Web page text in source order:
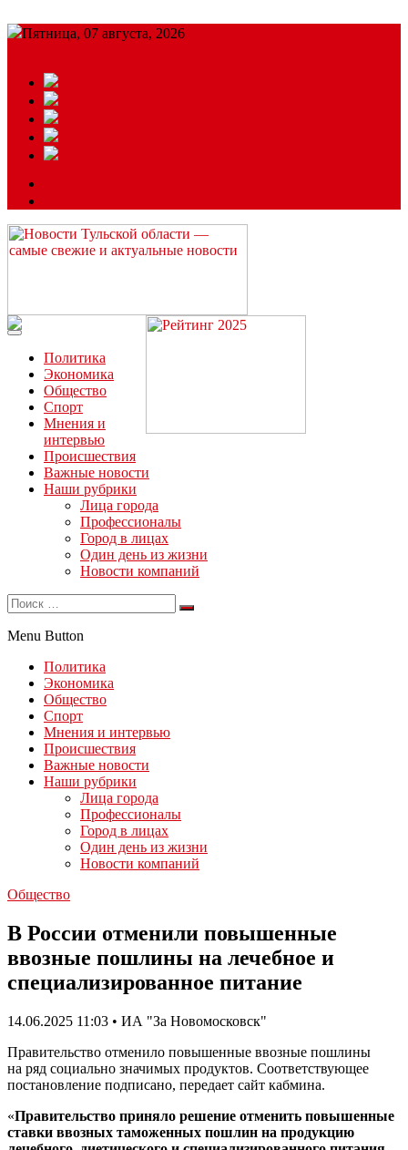
Пятница, 07 августа, 2026
Читайте последние новости дня в Тульской области на сайте
“ЗаНовомосковск”
Политика
Экономика
Общество
Спорт
Мнения и
интервью
Происшествия
Важные новости
Наши рубрики
Лица города
Профессионалы
Город в лицах
Один день из жизни
Новости компаний
Menu Button
Политика
Экономика
Общество
Спорт
Мнения и интервью
Происшествия
Важные новости
Наши рубрики
Лица города
Профессионалы
Город в лицах
Один день из жизни
Новости компаний
Общество
В России отменили повышенные
ввозные пошлины на лечебное и
специализированное питание
14.06.2025 11:03 • ИА "За Новомосковск"
Правительство отменило повышенные ввозные пошлины
на ряд социально значимых продуктов. Соответствующее
постановление подписано, передает сайт кабмина.
«Правительство приняло решение отменить повышенные
ставки ввозных таможенных пошлин на продукцию